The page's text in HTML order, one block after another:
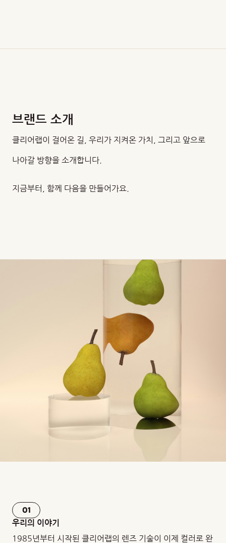
브랜드 소개
클리어랩이 걸어온 길, 우리가 지켜온 가치, 그리고 앞으로
나아갈 방향을 소개합니다.
지금부터, 함께 다음을 만들어가요.
01
우리의 이야기
1985년부터 시작된 클리어랩의 렌즈 기술이 이제 컬러로 완